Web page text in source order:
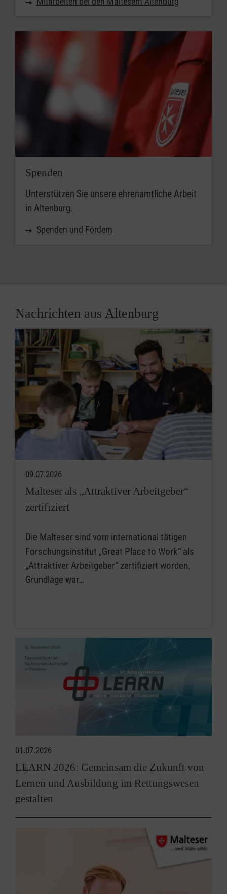
Spenden
Unterstützen Sie unsere ehrenamtliche Arbeit
in Altenburg.
Spenden und Fördern
Nachrichten aus Altenburg
09.07.2026
Malteser als „Attraktiver Arbeitgeber“
zertifiziert
Die Malteser sind vom international tätigen
Forschungsinstitut „Great Place to Work“ als
„Attraktiver Arbeitgeber“ zertifiziert worden.
Grundlage war…
01.07.2026
LEARN 2026: Gemeinsam die Zukunft von
Lernen und Ausbildung im Rettungswesen
gestalten